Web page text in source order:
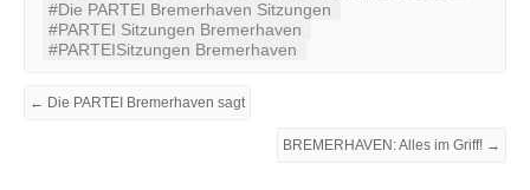
#Die PARTEI Bremerhaven Sitzungen
#PARTEI Sitzungen Bremerhaven
#PARTEISitzungen Bremerhaven
← Die PARTEI Bremerhaven sagt
BREMERHAVEN: Alles im Griff! →